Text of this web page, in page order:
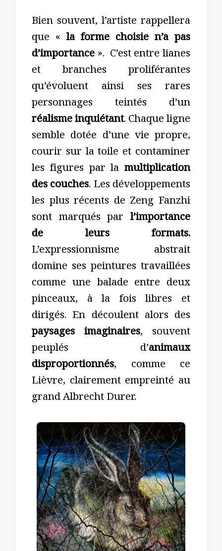
Bien souvent, l’artiste rappellera
que « la forme choisie n’a pas
d’importance ». C’est entre lianes
et branches proliférantes
qu’évoluent ainsi ses rares
personnages teintés d’un
réalisme inquiétant. Chaque ligne
semble dotée d’une vie propre,
courir sur la toile et contaminer
les figures par la multiplication
des couches. Les développements
les plus récents de Zeng Fanzhi
sont marqués par l’importance
de leurs formats.
L’expressionnisme abstrait
domine ses peintures travaillées
comme une balade entre deux
pinceaux, à la fois libres et
dirigés. En découlent alors des
paysages imaginaires, souvent
peuplés d’animaux
disproportionnés, comme ce
Lièvre, clairement empreinté au
grand Albrecht Durer.